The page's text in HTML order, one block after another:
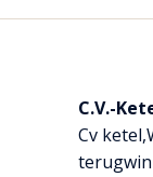
C.V.-
Cv